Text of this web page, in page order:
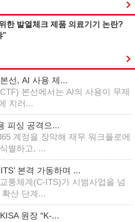
한 발열체크 제품 의료기기 논란?
”
선, AI 사용 제...
본선에서는 AI의 사용이 무제
치러...
피싱 공격으...
계정을 장악해 재무 워크플로에
별하고, ...
본격 가동하며 ...
통체계(C-ITS)가 시범사업을 넘
산 단계...
원장 “K-...